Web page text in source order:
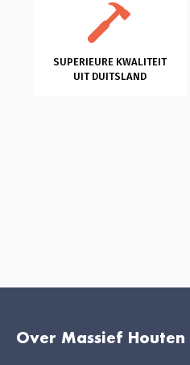
SUPERIEURE KWALITEIT
UIT DUITSLAND
Over Massief Houten